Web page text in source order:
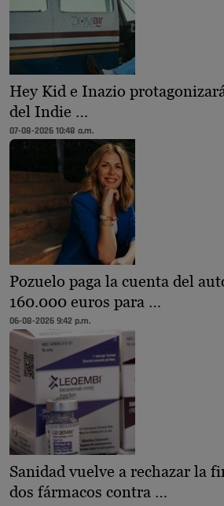
Hey Kid e Inazio
del Indie …
07-08-2026 10:48 a.m.
Pozuelo paga la cuenta del
160.000 euros para …
06-08-2026 9:42 p.m.
Sanidad vuelve a rechazar la
dos fármacos contra …